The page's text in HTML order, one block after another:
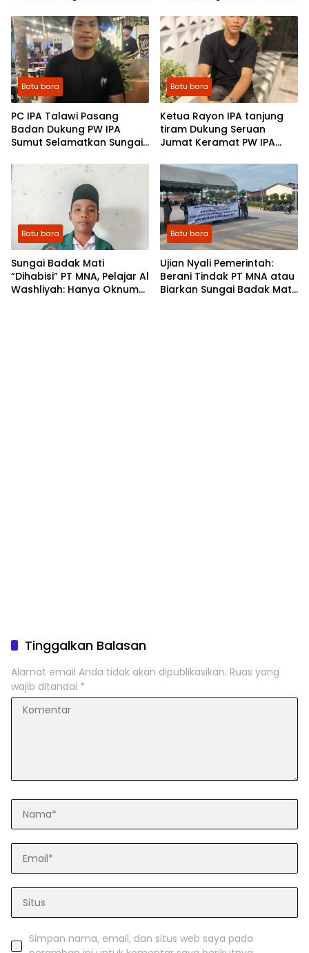
Tindak! Jangan Sebar
Asumsi di Media Sosial
Batu bara
PC IPA Talawi Pasang
Badan Dukung PW IPA
Sumut Selamatkan Sungai
Batu bara
Ketua Rayon IPA tanjung
tiram Dukung Seruan
Jumat Keramat PW IPA
Al Washliyah Siap “Kepung”
Penimbun Sungai Badak
Mati.
Batu bara
Sungai Badak Mati
“Dihabisi” PT MNA, Pelajar Al
Washliyah: Hanya Oknum
Batu bara
Ujian Nyali Pemerintah:
Berani Tindak PT MNA atau
Biarkan Sungai Badak Mati
Tinggalkan Balasan
Alamat email Anda tidak akan dipublikasikan. Ruas yang
wajib ditandai *
Simpan nama, email, dan situs web saya pada